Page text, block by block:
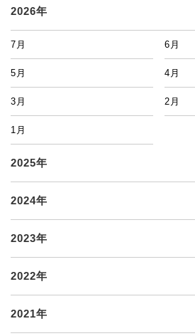
2026年
7月 6月
5月 4月
3月 2月
1月
2025年
2024年
2023年
2022年
2021年